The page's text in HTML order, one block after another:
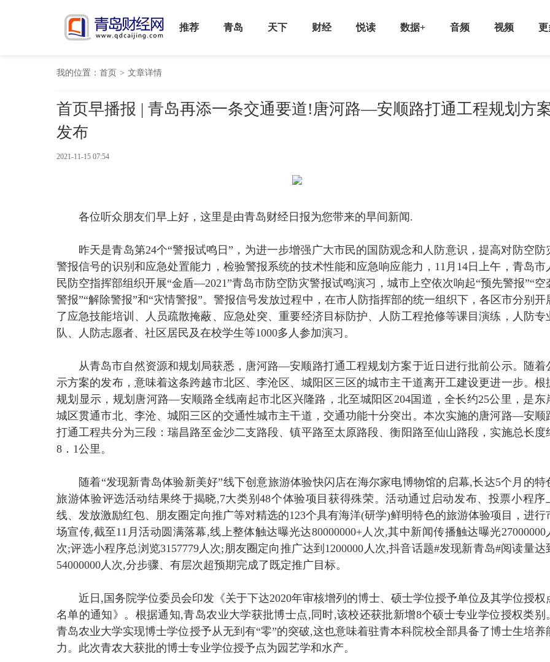
推荐 青岛 天下 财经 悦读 数据+ 音频 视频 更
我的位置： 首页 > 文章详情
首页早播报 | 青岛再添一条交通要道!唐河路—安顺路打通工程规划方
发布
2021-11-15 07:54
各位听众朋友们早上好，这里是由青岛财经日报为您带来的早间新闻.
昨天是青岛第24个“警报试鸣日”，为进一步增强广大市民的国防观念和人防意识，提高对防空防
警报信号的识别和应急处置能力，检验警报系统的技术性能和应急响应能力，11月14日上午，青岛市
民防空指挥部组织开展“金盾—2021”青岛市防空防灾警报试鸣演习，城市上空依次响起“预先警报”“空
警报”“解除警报”和“灾情警报”。警报信号发放过程中，在市人防指挥部的统一组织下，各区市分别开
了应急技能培训、人员疏散掩蔽、应急处突、重要经济目标防护、人防工程抢修等课目演练，人防专
队、人防志愿者、社区居民及在校学生等1000多人参加演习。
从青岛市自然资源和规划局获悉，唐河路—安顺路打通工程规划方案于近日进行批前公示。随着
示方案的发布，意味着这条跨越市北区、李沧区、城阳区三区的城市主干道离开工建设更进一步。根
规划显示，规划唐河路—安顺路全线南起市北区兴隆路，北至城阳区204国道，全长约25公里，是东
城区贯通市北、李沧、城阳三区的交通性城市主干道，交通功能十分突出。本次实施的唐河路—安顺
打通工程共分为三段：瑞昌路至金沙二支路段、镇平路至太原路段、衡阳路至仙山路段，实施总长度
8．1公里。
随着“发现新青岛体验新美好”线下创意旅游体验快闪店在海尔家电博物馆的启幕,长达5个月的特
旅游体验评选活动结果终于揭晓,7大类别48个体验项目获得殊荣。活动通过启动发布、投票小程序
线、发放激励红包、朋友圈定向推广等对精选的123个具有海洋(研学)鲜明特色的旅游体验项目，进行
场宣传,截至11月活动圆满落幕,线上整体触达曝光达80000000+人次,其中新闻传播触达曝光27000000
次;评选小程序总浏览3157779人次;朋友圈定向推广达到1200000人次,抖音话题#发现新青岛#阅读量达
54000000人次,分步骤、有层次超预期完成了既定推广目标。
近日,国务院学位委员会印发《关于下达2020年审核增列的博士、硕士学位授予单位及其学位授权
名单的通知》。根据通知,青岛农业大学获批博士点,同时,该校还获批新增8个硕士专业学位授权类别。
青岛农业大学实现博士学位授予从无到有“零”的突破,这也意味着驻青本科院校全部具备了博士生培养
力。此次青农大获批的博士专业学位授予点为园艺学和水产。